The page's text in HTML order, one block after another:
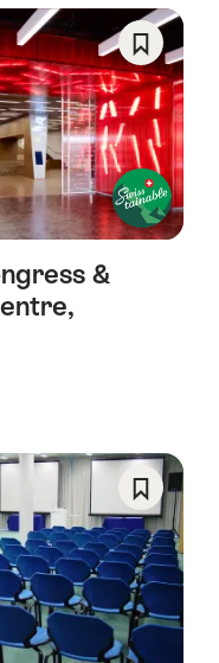
&
Save
As
Favorite
Save
As
Favorite